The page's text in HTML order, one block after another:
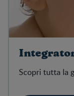
Scopri tutta la